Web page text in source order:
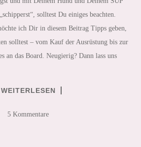
solltest Du einiges beachten.
ich Dir in diesem Beitrag Tipps geben,
solltest – vom Kauf der Ausrüstung bis zur
an das Board. Neugierig? Dann lass uns
WEITERLESEN
5 Kommentare